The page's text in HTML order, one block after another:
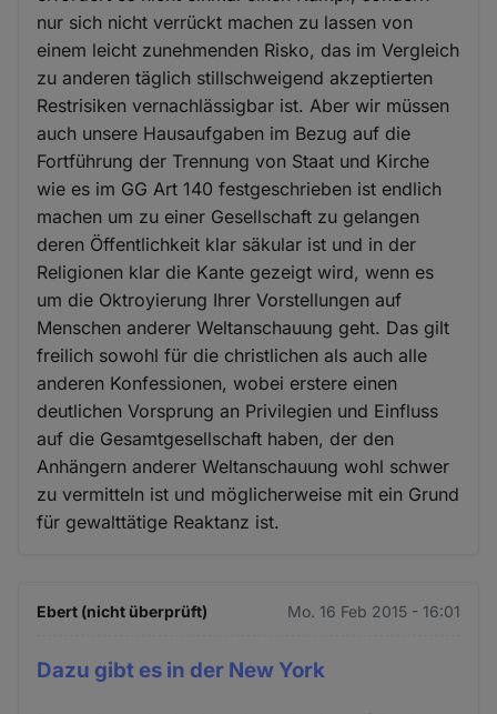
nur sich nicht verrückt machen zu lassen von
einem leicht zunehmenden Risko, das im Vergleich
zu anderen täglich stillschweigend akzeptierten
Restrisiken vernachlässigbar ist. Aber wir müssen
auch unsere Hausaufgaben im Bezug auf die
Fortführung der Trennung von Staat und Kirche
wie es im GG Art 140 festgeschrieben ist endlich
machen um zu einer Gesellschaft zu gelangen
deren Öffentlichkeit klar säkular ist und in der
Religionen klar die Kante gezeigt wird, wenn es
um die Oktroyierung Ihrer Vorstellungen auf
Menschen anderer Weltanschauung geht. Das gilt
freilich sowohl für die christlichen als auch alle
anderen Konfessionen, wobei erstere einen
deutlichen Vorsprung an Privilegien und Einfluss
auf die Gesamtgesellschaft haben, der den
Anhängern anderer Weltanschauung wohl schwer
zu vermitteln ist und möglicherweise mit ein Grund
für gewalttätige Reaktanz ist.
Ebert (nicht überprüft) Mo. 16 Feb 2015 - 16:01
Dazu gibt es in der New York